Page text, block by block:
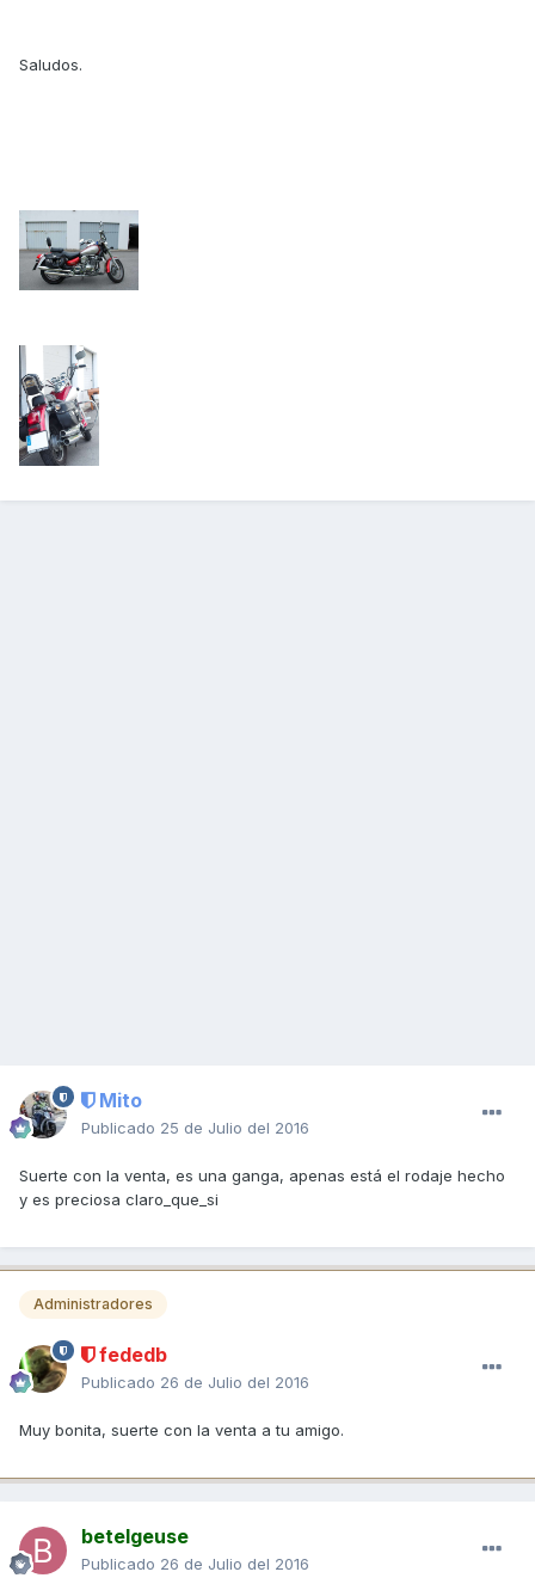
Saludos.
Mito
Publicado 25 de Julio del 2016
Suerte con la venta, es una ganga, apenas está el rodaje hecho
y es preciosa claro_que_si
Administradores
fededb
Publicado 26 de Julio del 2016
Muy bonita, suerte con la venta a tu amigo.
betelgeuse
Publicado 26 de Julio del 2016